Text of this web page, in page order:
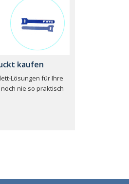
kaufen
Lösungen für Ihre
nie so praktisch